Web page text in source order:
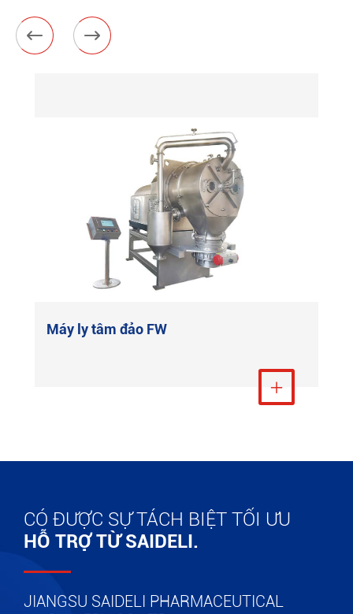
 
Máy ly tâm đảo FW
Xem thêm

CÓ ĐƯỢC SỰ TÁCH BIỆT TỐI ƯU
HỖ TRỢ TỪ SAIDELI.
JIANGSU SAIDELI PHARMACEUTICAL